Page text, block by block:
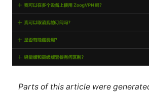
Parts of this article were